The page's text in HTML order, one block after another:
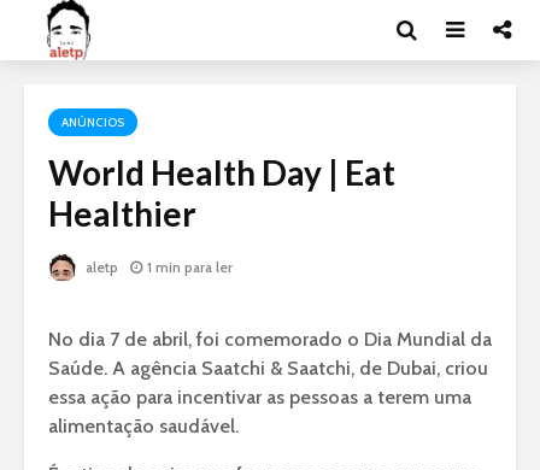
ANÚNCIOS
World Health Day | Eat
Healthier
aletp 1 min para ler
No dia 7 de abril, foi comemorado o Dia Mundial da
Saúde. A agência Saatchi & Saatchi, de Dubai, criou
essa ação para incentivar as pessoas a terem uma
alimentação saudável.